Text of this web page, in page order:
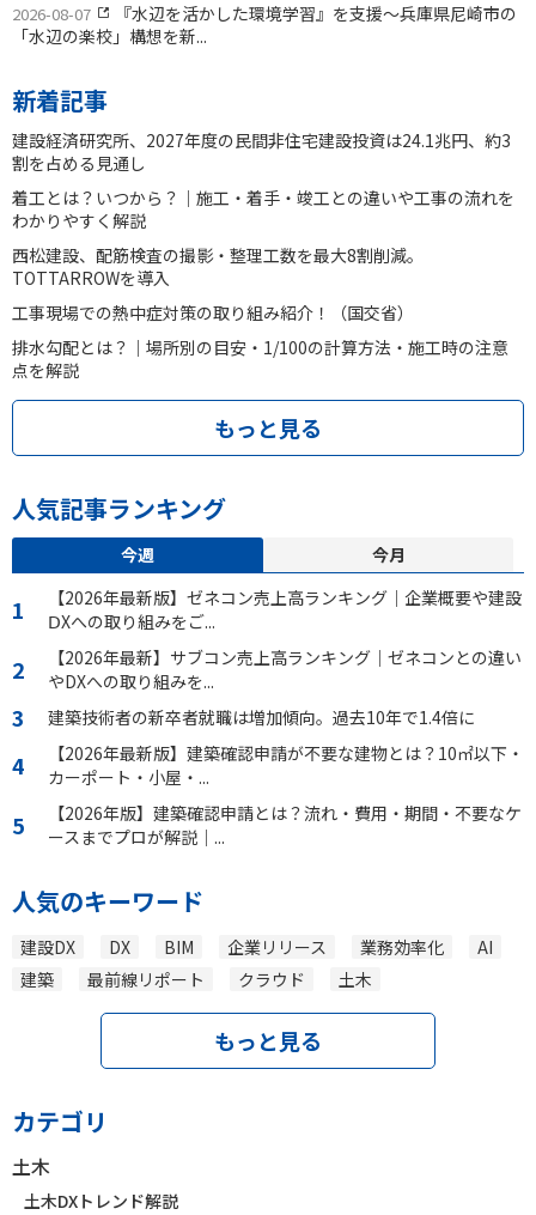
2026-08-07
『水辺を活かした環境学習』を支援〜兵庫県尼崎市の
「水辺の楽校」構想を新...
新着記事
建設経済研究所、2027年度の民間非住宅建設投資は24.1兆円、約3
割を占める見通し
着工とは？いつから？｜施工・着手・竣工との違いや工事の流れを
わかりやすく解説
西松建設、配筋検査の撮影・整理工数を最大8割削減。
TOTTARROWを導入
工事現場での熱中症対策の取り組み紹介！（国交省）
排水勾配とは？｜場所別の目安・1/100の計算方法・施工時の注意
点を解説
もっと見る
人気記事ランキング
今週
今月
【2026年最新版】ゼネコン売上高ランキング｜企業概要や建設
ⅮXへの取り組みをご...
【2026年最新】サブコン売上高ランキング｜ゼネコンとの違い
やDXへの取り組みを...
建築技術者の新卒者就職は増加傾向。過去10年で1.4倍に
【2026年最新版】建築確認申請が不要な建物とは？10㎡以下・
カーポート・小屋・...
【2026年版】建築確認申請とは？流れ・費用・期間・不要なケ
ースまでプロが解説｜...
人気のキーワード
建設DX DX BIM 企業リリース 業務効率化
AI
建築
最前線リポート クラウド 土木
もっと見る
カテゴリ
土木
土木DXトレンド解説